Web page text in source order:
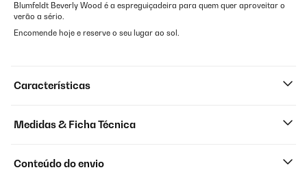
Blumfeldt Beverly Wood é a espreguiçadeira para quem quer aproveitar o
verão a sério.
Encomende hoje e reserve o seu lugar ao sol.
Características
Medidas & Ficha Técnica
Conteúdo do envio